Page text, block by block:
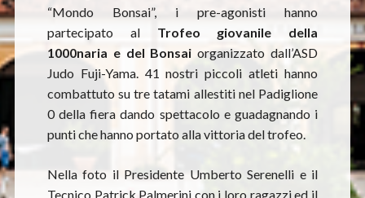
“Mondo Bonsai”, i pre-agonisti hanno
partecipato al Trofeo giovanile della
1000naria e del Bonsai organizzato dall’ASD
Judo Fuji-Yama. 41 nostri piccoli atleti hanno
combattuto su tre tatami allestiti nel Padiglione
0 della fiera dando spettacolo e guadagnando i
punti che hanno portato alla vittoria del trofeo.
Nella foto il Presidente Umberto Serenelli e il
Tecnico Patrick Palmerini con i loro ragazzi ed il